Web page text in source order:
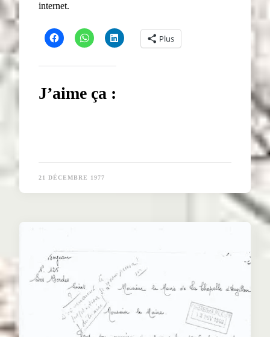
internet.
Plus
J’aime ça :
21 DÉCEMBRE 1977